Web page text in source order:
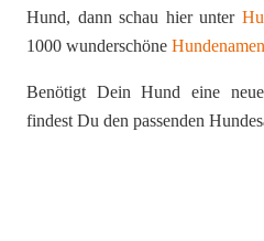
Hund, dann schau hier unter
1000 wunderschöne Hundenamen
Benötigt Dein Hund eine
findest Du den passenden